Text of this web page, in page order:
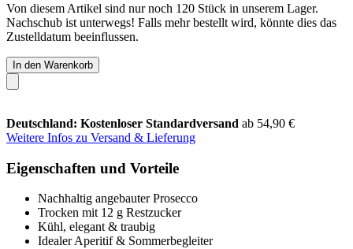
Von diesem Artikel sind nur noch 120 Stück in unserem Lager.
Nachschub ist unterwegs! Falls mehr bestellt wird, könnte dies das
Zustelldatum beeinflussen.
In den Warenkorb
Deutschland: Kostenloser Standardversand ab 54,90 €
Weitere Infos zu Versand & Lieferung
Eigenschaften und Vorteile
Nachhaltig angebauter Prosecco
Trocken mit 12 g Restzucker
Kühl, elegant & traubig
Idealer Aperitif & Sommerbegleiter